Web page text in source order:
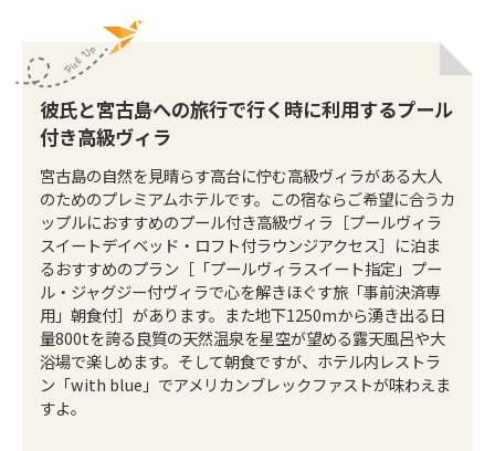
彼氏と宮古島への旅行で行く時に利用するプール
付き高級ヴィラ
宮古島の自然を見晴らす高台に佇む高級ヴィラがある大人
のためのプレミアムホテルです。この宿ならご希望に合うカ
ップルにおすすめのプール付き高級ヴィラ［プールヴィラ
スイートデイベッド・ロフト付ラウンジアクセス］に泊ま
るおすすめのプラン［「プールヴィラスイート指定」プー
ル・ジャグジー付ヴィラで心を解きほぐす旅「事前決済専
用」朝食付］があります。また地下1250mから湧き出る日
量800tを誇る良質の天然温泉を星空が望める露天風呂や大
浴場で楽しめます。そして朝食ですが、ホテル内レストラ
ン「with blue」でアメリカンブレックファストが味わえま
すよ。